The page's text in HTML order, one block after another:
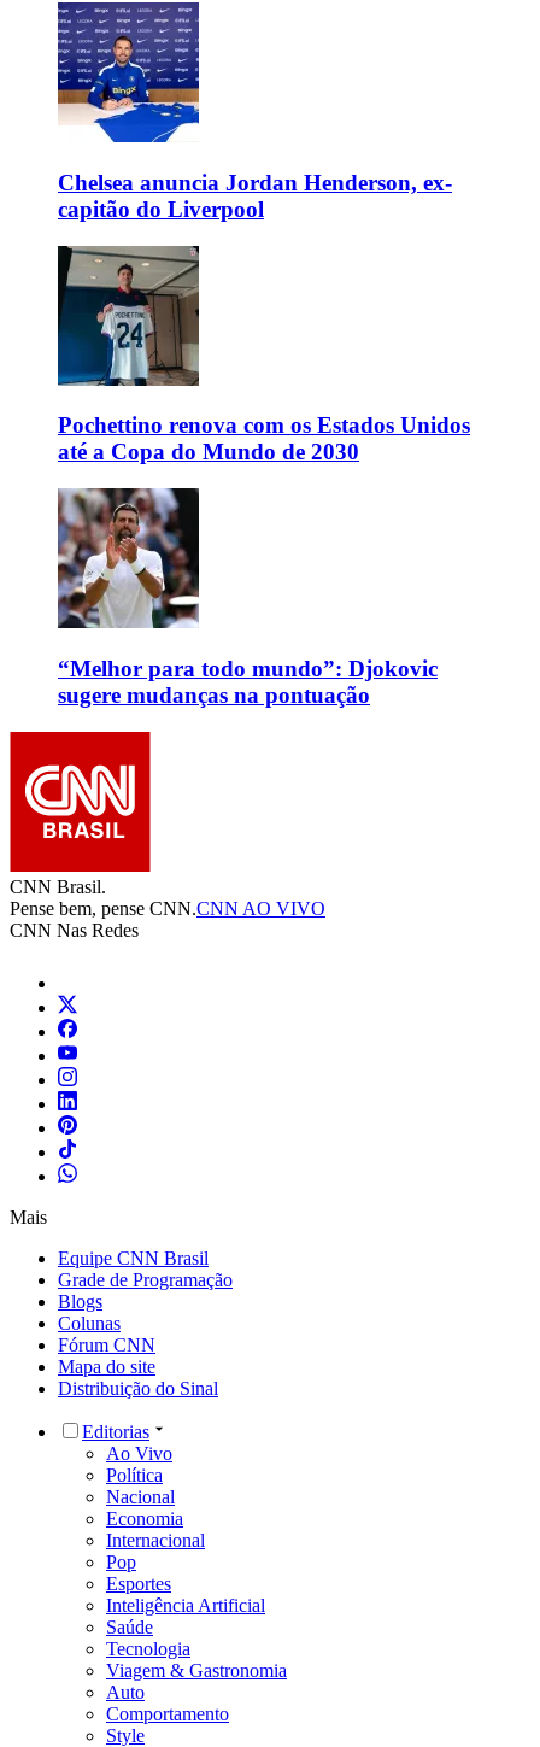
Chelsea anuncia Jordan Henderson, ex-
capitão do Liverpool
Pochettino renova com os Estados Unidos
até a Copa do Mundo de 2030
“Melhor para todo mundo”: Djokovic
sugere mudanças na pontuação
CNN Brasil.
Pense bem, pense CNN.CNN AO VIVO
CNN Nas Redes
Mais
Equipe CNN Brasil
Grade de Programação
Blogs
Colunas
Fórum CNN
Mapa do site
Distribuição do Sinal
Editorias
Ao Vivo
Política
Nacional
Economia
Internacional
Pop
Esportes
Inteligência Artificial
Saúde
Tecnologia
Viagem & Gastronomia
Auto
Comportamento
Style